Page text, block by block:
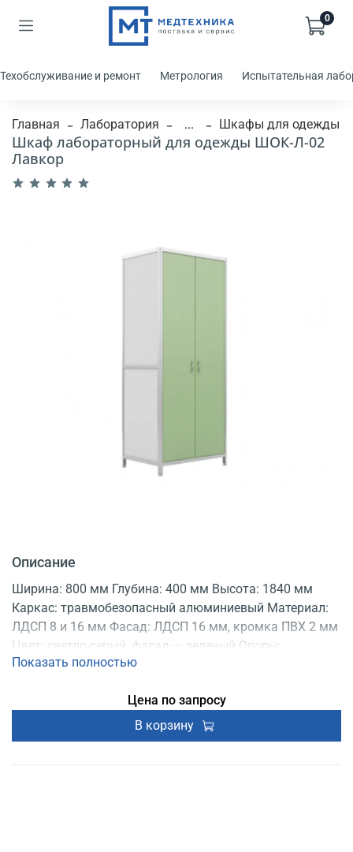
0
Техобслуживание и ремонт Метрология Испытательная
Главная Лаборатория ... Шкафы для одежды
Шкаф лабораторный для одежды ШОК-Л-02
Лавкор
Описание
Ширина: 800 мм Глубина: 400 мм Высота: 1840 мм
Каркас: травмобезопасный алюминиевый Материал:
ЛДСП 8 и 16 мм Фасад: ЛДСП 16 мм, кромка ПВХ 2 мм
Цвет: светло-серый, фасад — зеленый Опоры:
регулируемые Конструкция: разборная
Показать полностью
Цена по запросу
В корзину